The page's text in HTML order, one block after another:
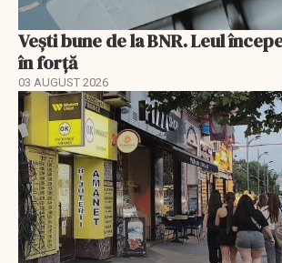
Vești bune de la BNR. Leul
în forță
03 AUGUST 2026